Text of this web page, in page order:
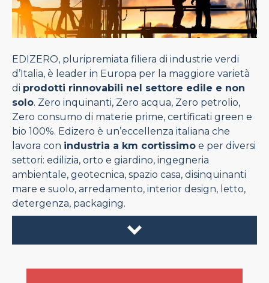
EDIZERO, pluripremiata filiera di industrie verdi
d’Italia, è leader in Europa per la maggiore varietà
di prodotti rinnovabili nel settore edile e non
solo. Zero inquinanti, Zero acqua, Zero petrolio,
Zero consumo di materie prime, certificati green e
bio 100%. Edizero è un’eccellenza italiana che
lavora con industria a km cortissimo e per diversi
settori: edilizia, orto e giardino, ingegneria
ambientale, geotecnica, spazio casa, disinquinanti
mare e suolo, arredamento, interior design, letto,
detergenza, packaging.